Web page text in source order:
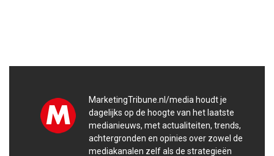
MarketingTribune.nl/media houdt je
dagelijks op de hoogte van het laatste
medianieuws, met actualiteiten, trends,
achtergronden en opinies over zowel de
mediakanalen zelf als de strategieën